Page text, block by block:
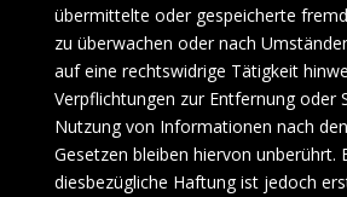
übermittelte oder gespeicherte
zu überwachen oder nach
auf eine rechtswidrige Tätigkeit
Verpflichtungen zur Entfernung oder
Nutzung von Informationen nach
Gesetzen bleiben hiervon unberührt.
diesbezügliche Haftung ist jedoch